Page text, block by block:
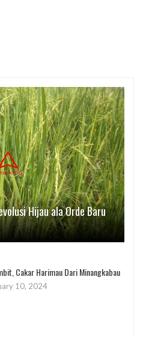
Hijau ala Orde Baru
Cakar Harimau Dari Minangkabau
10, 2024